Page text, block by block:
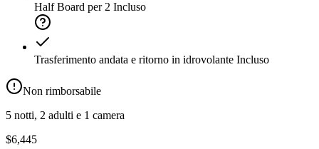
Half Board per 2 Incluso
Trasferimento andata e ritorno in idrovolante Incluso
Non rimborsabile
5 notti, 2 adulti e 1 camera
$6,445